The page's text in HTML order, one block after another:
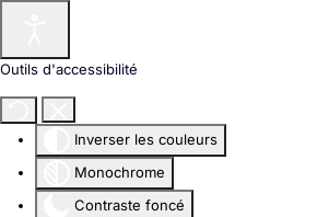
Outils d'accessibilité
Inverser les couleurs
Monochrome
Contraste foncé